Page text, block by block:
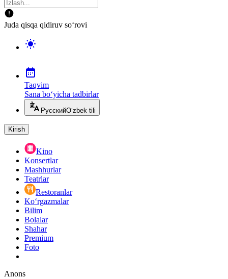
Juda qisqa qidiruv so‘rovi
Taqvim
Sana bo‘yicha tadbirlar
РусскийO‘zbek tili
Kirish
Kino
Konsertlar
Mashhurlar
Teatrlar
Restoranlar
Ko‘rgazmalar
Bilim
Bolalar
Shahar
Premium
Foto
Anons